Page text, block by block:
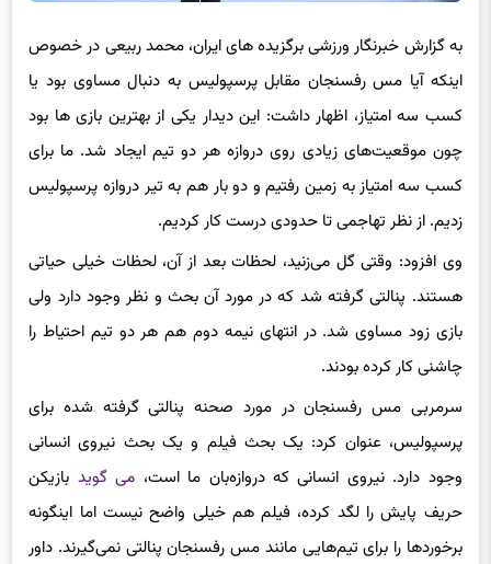
اینکه آیا مس رفسنجان مقابل پرسپولیس به دنبال مساوی بود یا
کسب سه امتیاز، اظهار داشت: این دیدار یکی از بهترین بازی ها بود
چون موقعیت‌های زیادی روی دروازه هر دو تیم ایجاد شد. ما برای
کسب سه امتیاز به زمین رفتیم و دو بار هم به تیر دروازه پرسپولیس
زدیم. از نظر تهاجمی تا حدودی درست کار کردیم.
وی افزود: وقتی گل می‌زنید، لحظات بعد از آن، لحظات خیلی حیاتی
هستند. پنالتی گرفته شد که در مورد آن بحث و نظر وجود دارد ولی
بازی زود مساوی شد. در انتهای نیمه دوم هم هر دو تیم احتیاط را
چاشنی کار کرده بودند.
سرمربی مس رفسنجان در مورد صحنه پنالتی گرفته شده برای
پرسپولیس، عنوان کرد: یک بحث فیلم و یک بحث نیروی انسانی
وجود دارد. نیروی انسانی که دروازه‌بان ما است،می گوید بازیکن
حریف پایش را لگد کرده، فیلم هم خیلی واضح نیست اما اینگونه
برخوردها را برای تیم‌هایی مانند مس رفسنجان پنالتی نمی‌گیرند. داور
تشخیص پنالتی داد که من با نظر او مخالفم و پنالتی نمی‌دانم.